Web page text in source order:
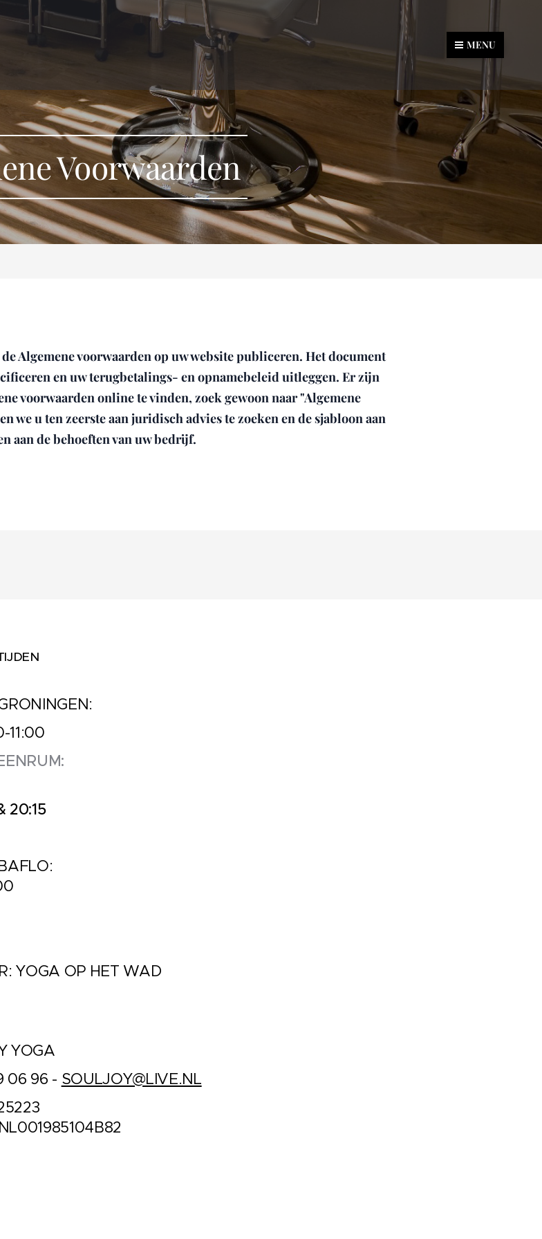
MENU
Voorwaarden
Algemene voorwaarden op uw website publiceren. Het document
en uw terugbetalings- en opnamebeleid uitleggen. Er zijn
voorwaarden online te vinden, zoek gewoon naar "Algemene
we u ten zeerste aan juridisch advies te zoeken en de sjabloon aan
aan de behoeften van uw bedrijf.
11:00
20:15
YOGA OP HET WAD
YOGA
06 96 - SOULJOY@LIVE.NL